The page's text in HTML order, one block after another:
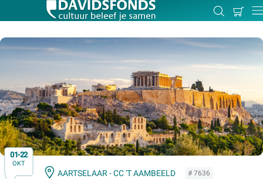
Zoeken
Mijn
01-22
OKT
AARTSELAAR - CC 'T AAMBEELD # 7636
Zoek:
Zoeken